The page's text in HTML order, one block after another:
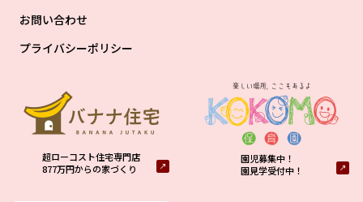
お問い合わせ
プライバシーポリシー
超ローコスト住宅専門店
877万円からの家づくり
園児募集中！
園見学受付中！